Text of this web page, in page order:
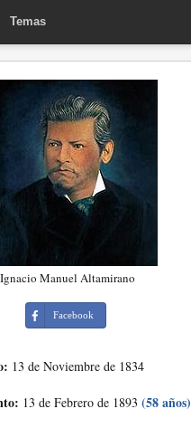
Temas
Ignacio Manuel Altamirano
Facebook
13 de Noviembre de 1834
13 de Febrero de 1893 (58 años)